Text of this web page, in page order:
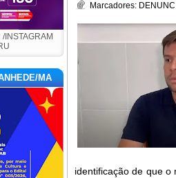
INSTAGRAM
MA
Marcadores:
identificação de que